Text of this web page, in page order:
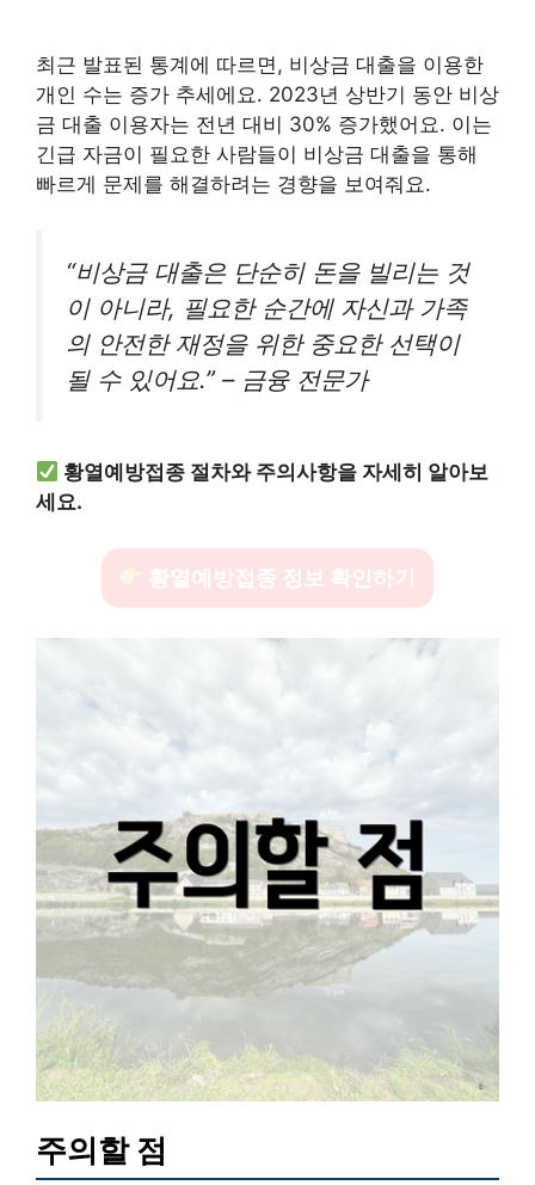
최근 발표된 통계에 따르면, 비상금 대출을 이용한
개인 수는 증가 추세에요. 2023년 상반기 동안 비상
금 대출 이용자는 전년 대비 30% 증가했어요. 이는
긴급 자금이 필요한 사람들이 비상금 대출을 통해
빠르게 문제를 해결하려는 경향을 보여줘요.
“비상금 대출은 단순히 돈을 빌리는 것
이 아니라, 필요한 순간에 자신과 가족
의 안전한 재정을 위한 중요한 선택이
될 수 있어요.” – 금융 전문가
황열예방접종 절차와 주의사항을 자세히 알아보
세요.
황열예방접종 정보 확인하기
주의할 점